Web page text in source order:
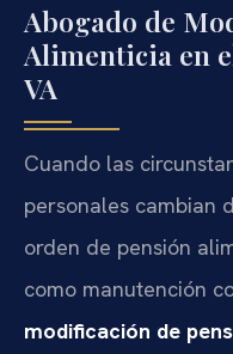
Abogado de
Alimenticia en
VA
Cuando las
personales cambian
orden de pensión
como manutención
modificación de